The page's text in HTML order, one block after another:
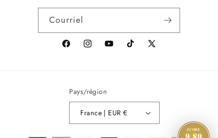
SCORE
Courriel
FacebookInstagramYouTube
Tik
X
Pays/région
France | EUR €